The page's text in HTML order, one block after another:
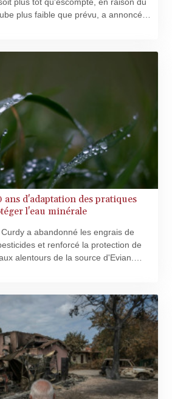
plus faible que prévu, a annoncé
hongrois, sur fond de canicule
d'adaptation des pratiques
l'eau minérale
a abandonné les engrais de
et renforcé la protection de
alentours de la source d'Evian.
et l'accompagnement financier